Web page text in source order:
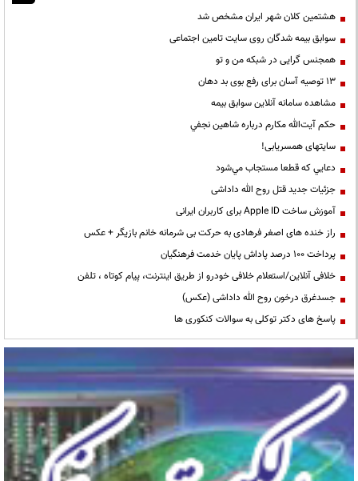
هشتمین کلان شهر ایران مشخص شد
سوابق بیمه شدگان روی سایت تامین اجتماعی
همجنس گرایی در شبکه من و تو
13 توصیه آسان برای رفع بوی بد دهان
مشاهده سامانه آنلاين سوابق بیمه
حكم آيت‌الله مكارم درباره شاهين نجفي
سایتهای همسریابی!
دعايي كه قطعا مستجاب مي‌شود
جزئیات جدید قتل روح الله داداشی
آموزش ساخت Apple ID برای کاربران ایرانی
راز خنده های اصغر فرهادی به حرکت بی شرمانه خانم بازیگر + عکس
پرداخت ۱۰۰ درصد پاداش پایان خدمت فرهنگیان
خلافی آنلاین/استعلام خلافی خودرو از طریق اینترنت، پیام کوتاه ، تلفن
جسدغرق درخون روح الله داداشی (عکس)
پاسخ های دکتر توکلی به سوالات کنکوری ها